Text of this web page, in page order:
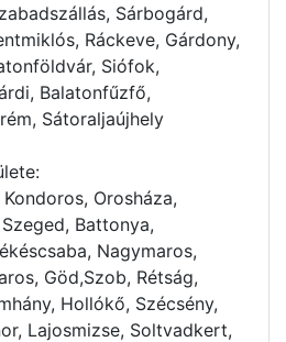
Sárbogárd,
Ráckeve, Gárdony,
Siófok,
Balatonfűzfő,
Sátoraljaújhely
Orosháza,
Battonya,
Nagymaros,
Göd,Szob, Rétság,
Hollókő, Szécsény,
Lajosmizse, Soltvadkert,